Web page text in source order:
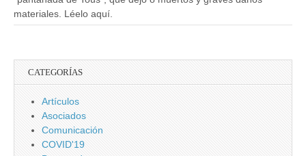
materiales. Léelo aquí.
CATEGORÍAS
Artículos
Asociados
Comunicación
COVID'19